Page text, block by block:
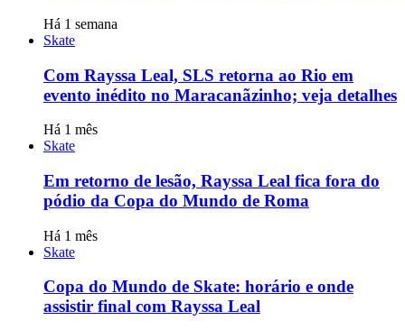
Há 1 semana
Skate
Com Rayssa Leal, SLS retorna ao Rio em
evento inédito no Maracanãzinho; veja detalhes
Há 1 mês
Skate
Em retorno de lesão, Rayssa Leal fica fora do
pódio da Copa do Mundo de Roma
Há 1 mês
Skate
Copa do Mundo de Skate: horário e onde
assistir final com Rayssa Leal